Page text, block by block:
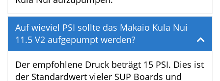
Makaio Kula Nui 11.5 V2?
Aufgrund des recht hohen Volumens
brauchst du ca. 7-10 Minuten, um das
Makaio Kula Nui aufzupumpen.